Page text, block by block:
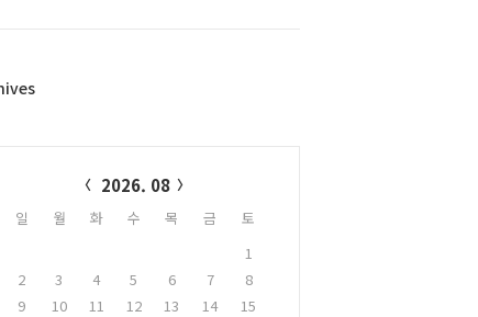
2026. 08
일 월 화 수 목 금
토
1
2
3 4 5 6 7
8
9
10 11 12 13 14
15